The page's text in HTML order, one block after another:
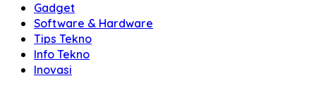
Gadget
Software & Hardware
Tips Tekno
Info Tekno
Inovasi